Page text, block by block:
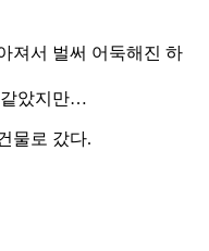
져서 벌써 어둑해진 하
같았지만…
물로 갔다.